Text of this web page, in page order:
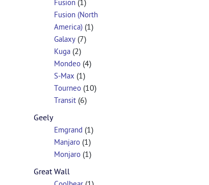
Fusion(1)
Fusion (North
America)(1)
Galaxy(7)
Kuga(2)
Mondeo(4)
S-Max (1)
Tourneo(10)
Transit(6)
Geely
Emgrand (1)
Manjaro(1)
Monjaro(1)
Great Wall